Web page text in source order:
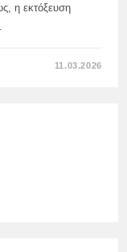
η εκτόξευση
11.03.2026